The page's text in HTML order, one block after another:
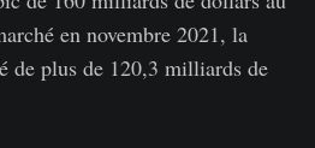
en novembre 2021, la
de plus de 120,3 milliards de